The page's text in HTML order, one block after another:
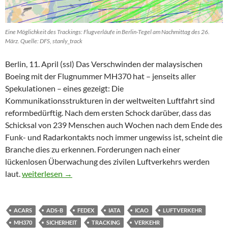
Eine Möglichkeit des Trackings: Flugverläufe in Berlin-Tegel am Nachmittag des 26.
März. Quelle: DFS, stanly_track
Berlin, 11. April (ssl) Das Verschwinden der malaysischen
Boeing mit der Flugnummer MH370 hat – jenseits aller
Spekulationen – eines gezeigt: Die
Kommunikationsstrukturen in der weltweiten Luftfahrt sind
reformbedürftig. Nach dem ersten Schock darüber, dass das
Schicksal von 239 Menschen auch Wochen nach dem Ende des
Funk- und Radarkontakts noch immer ungewiss ist, scheint die
Branche dies zu erkennen. Forderungen nach einer
lückenlosen Überwachung des zivilen Luftverkehrs werden
laut. Ruf nach Flugzeug-Tracking wird lauter
weiterlesen →
ACARS ADS-B FEDEX IATA ICAO
LUFTVERKEHR
MH370
SICHERHEIT TRACKING VERKEHR